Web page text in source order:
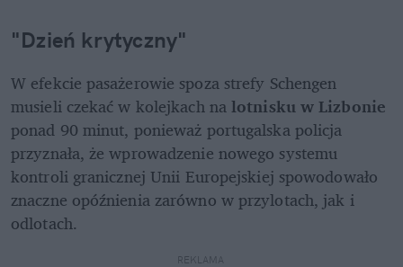
"Dzień krytyczny"
W efekcie pasażerowie spoza strefy Schengen
musieli czekać w kolejkach na lotnisku w Lizbonie
ponad 90 minut, ponieważ portugalska policja
przyznała, że ​​wprowadzenie nowego systemu
kontroli granicznej Unii Europejskiej spowodowało
znaczne opóźnienia zarówno w przylotach, jak i
odlotach.
REKLAMA